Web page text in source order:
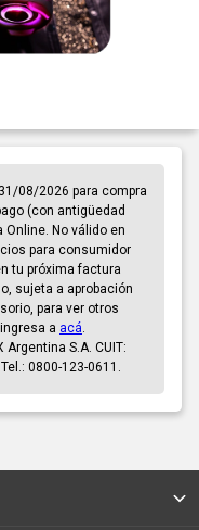
08/2026 para compra
(con antigüedad
No válido en
para consumidor
tu próxima factura
sujeta a aprobación
para ver otros
a acá
S.A. CUIT:
0800-123-0611.